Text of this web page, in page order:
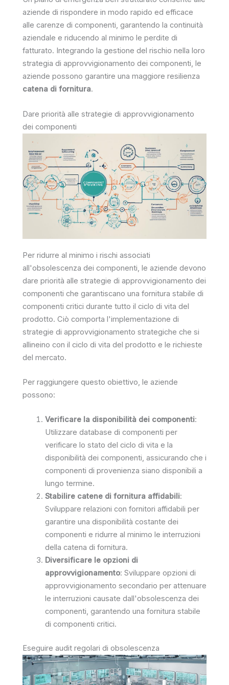
aziende di rispondere in modo rapido ed efficace
alle carenze di componenti, garantendo la continuità
aziendale e riducendo al minimo le perdite di
fatturato. Integrando la gestione del rischio nella loro
strategia di approvvigionamento dei componenti, le
aziende possono garantire una maggiore resilienza
catena di fornitura.
Dare priorità alle strategie di approvvigionamento
dei componenti
Per ridurre al minimo i rischi associati
all'obsolescenza dei componenti, le aziende devono
dare priorità alle strategie di approvvigionamento dei
componenti che garantiscano una fornitura stabile di
componenti critici durante tutto il ciclo di vita del
prodotto. Ciò comporta l'implementazione di
strategie di approvvigionamento strategiche che si
allineino con il ciclo di vita del prodotto e le richieste
del mercato.
Per raggiungere questo obiettivo, le aziende
possono:
Verificare la disponibilità dei componenti:
Utilizzare database di componenti per
verificare lo stato del ciclo di vita e la
disponibilità dei componenti, assicurando che i
componenti di provenienza siano disponibili a
lungo termine.
Stabilire catene di fornitura affidabili:
Sviluppare relazioni con fornitori affidabili per
garantire una disponibilità costante dei
componenti e ridurre al minimo le interruzioni
della catena di fornitura.
Diversificare le opzioni di
approvvigionamento: Sviluppare opzioni di
approvvigionamento secondario per attenuare
le interruzioni causate dall'obsolescenza dei
componenti, garantendo una fornitura stabile
di componenti critici.
Eseguire audit regolari di obsolescenza